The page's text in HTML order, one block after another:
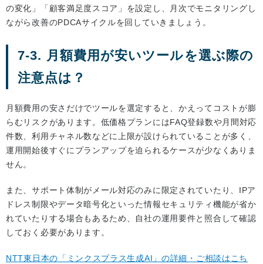
の変化」「顧客満足度スコア」を設定し、月次でモニタリングし
ながら改善のPDCAサイクルを回していきましょう。
7-3. 月額費用が安いツールを選ぶ際の
注意点は？
月額費用の安さだけでツールを選定すると、かえってコストが膨
らむリスクがあります。低価格プランにはFAQ登録数や月間対応
件数、利用チャネル数などに上限が設けられていることが多く、
運用開始後すぐにプランアップを迫られるケースが少なくありま
せん。
また、サポート体制がメール対応のみに限定されていたり、IPア
ドレス制限やデータ暗号化といった情報セキュリティ機能が省か
れていたりする場合もあるため、自社の運用要件と照合して確認
しておく必要があります。
NTT東日本の「ミンクスプラス生成AI」の詳細・ご相談はこち